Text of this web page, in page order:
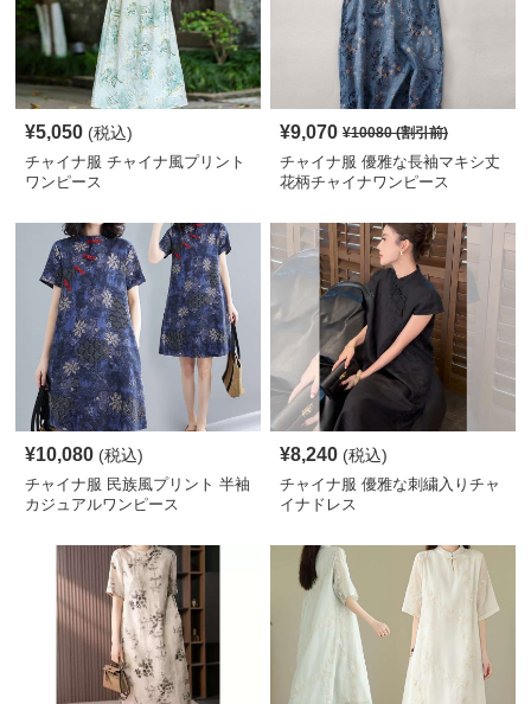
¥5,050 (税込)
チャイナ服 チャイナ風プリント
ワンピース
¥9,070 ¥10080(割引前)
チャイナ服 優雅な長袖マキシ丈
花柄チャイナワンピース
¥10,080 (税込)
チャイナ服 民族風プリント 半袖
カジュアルワンピース
¥8,240 (税込)
チャイナ服 優雅な刺繍入りチャ
イナドレス